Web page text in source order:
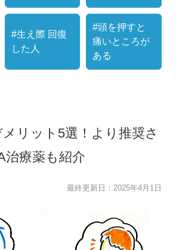
#生え際 回復
した人
#頭を押すと
痛いところが
ある
リット5選！より推奨さ
治療薬も紹介
最終更新日：2025年4月1日